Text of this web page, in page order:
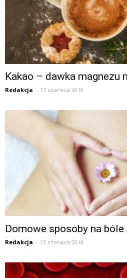
Kakao – dawka magnezu
Redakcja - 17 czerwca 2018
Domowe sposoby na
Redakcja - 13 czerwca 2018